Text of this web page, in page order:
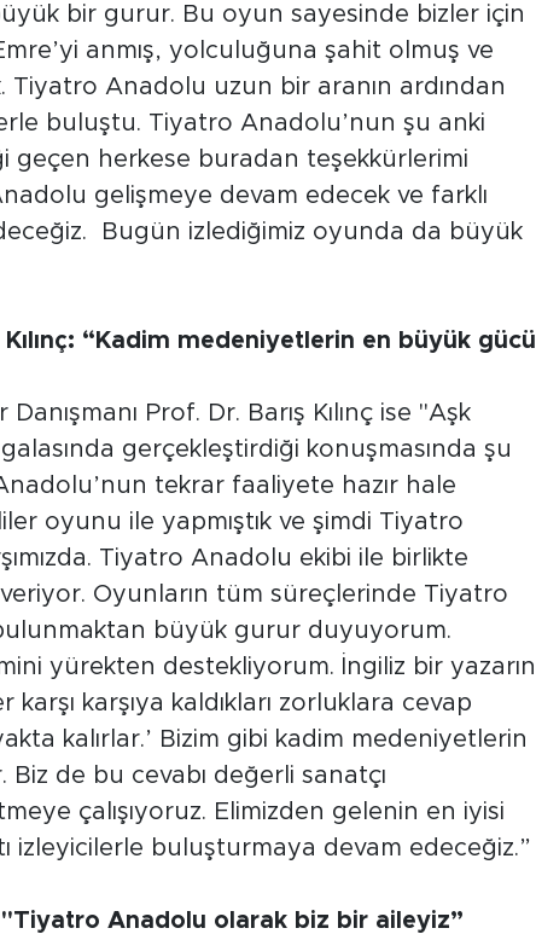
bir gurur. Bu oyun sayesinde bizler için
anmış, yolculuğuna şahit olmuş ve
Tiyatro Anadolu uzun bir aranın ardından
buluştu. Tiyatro Anadolu’nun şu anki
geçen herkese buradan teşekkürlerimi
gelişmeye devam edecek ve farklı
Bugün izlediğimiz oyunda da büyük
Kılınç: “Kadim medeniyetlerin en büyük gücü
Prof. Dr. Barış Kılınç ise "Aşk
gerçekleştirdiği konuşmasında şu
tekrar faaliyete hazır hale
oyunu ile yapmıştık ve şimdi Tiyatro
Tiyatro Anadolu ekibi ile birlikte
Oyunların tüm süreçlerinde Tiyatro
büyük gurur duyuyorum.
yürekten destekliyorum. İngiliz bir yazarın
karşı karşıya kaldıkları zorluklara cevap
kalırlar.’ Bizim gibi kadim medeniyetlerin
de bu cevabı değerli sanatçı
çalışıyoruz. Elimizden gelenin en iyisi
izleyicilerle buluşturmaya devam edeceğiz.”
Anadolu olarak biz bir aileyiz”